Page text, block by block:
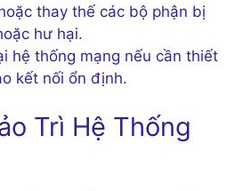
thay thế các bộ phận bị
hư hại.
hệ thống mạng nếu cần thiết
kết nối ổn định.
Trì Hệ Thống